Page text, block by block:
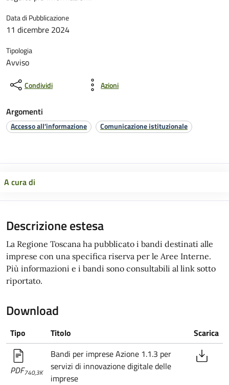
Data di Pubblicazione
11 dicembre 2024
Tipologia
Avviso
Condividi Azioni
Argomenti
Accesso all'informazione Comunicazione istituzionale
A cura di
Descrizione estesa
La Regione Toscana ha pubblicato i bandi destinati alle
imprese con una specifica riserva per le Aree Interne.
Più informazioni e i bandi sono consultabili al link sotto
riportato.
Download
Tipo Titolo Scarica
PDF740,3K
Bandi per imprese Azione 1.1.3 per
servizi di innovazione digitale delle
imprese